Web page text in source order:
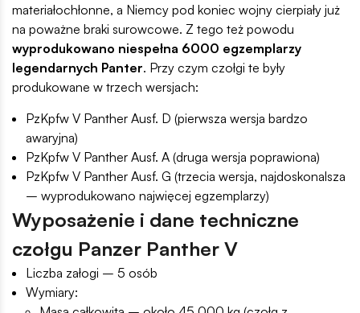
materiałochłonne, a Niemcy pod koniec wojny cierpiały już
na poważne braki surowcowe. Z tego też powodu
wyprodukowano niespełna 6000 egzemplarzy
legendarnych Panter. Przy czym czołgi te były
produkowane w trzech wersjach:
PzKpfw V Panther Ausf. D (pierwsza wersja bardzo
awaryjna)
PzKpfw V Panther Ausf. A (druga wersja poprawiona)
PzKpfw V Panther Ausf. G (trzecia wersja, najdoskonalsza
– wyprodukowano najwięcej egzemplarzy)
Wyposażenie i dane techniczne
czołgu Panzer Panther V
Liczba załogi – 5 osób
Wymiary: